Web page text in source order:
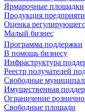
Ярмарочные площадки
Продукция
Оценка
Малый бизнес
Программа поддержки
В помощь бизнесу
Инфраструктура
Реестр получателей
Свободные
Имущественная
Ограничение
Свободные площади